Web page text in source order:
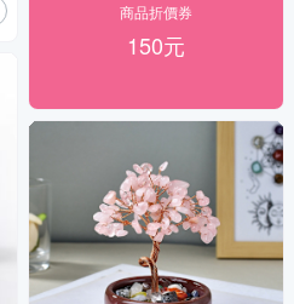
商品折價券
150元